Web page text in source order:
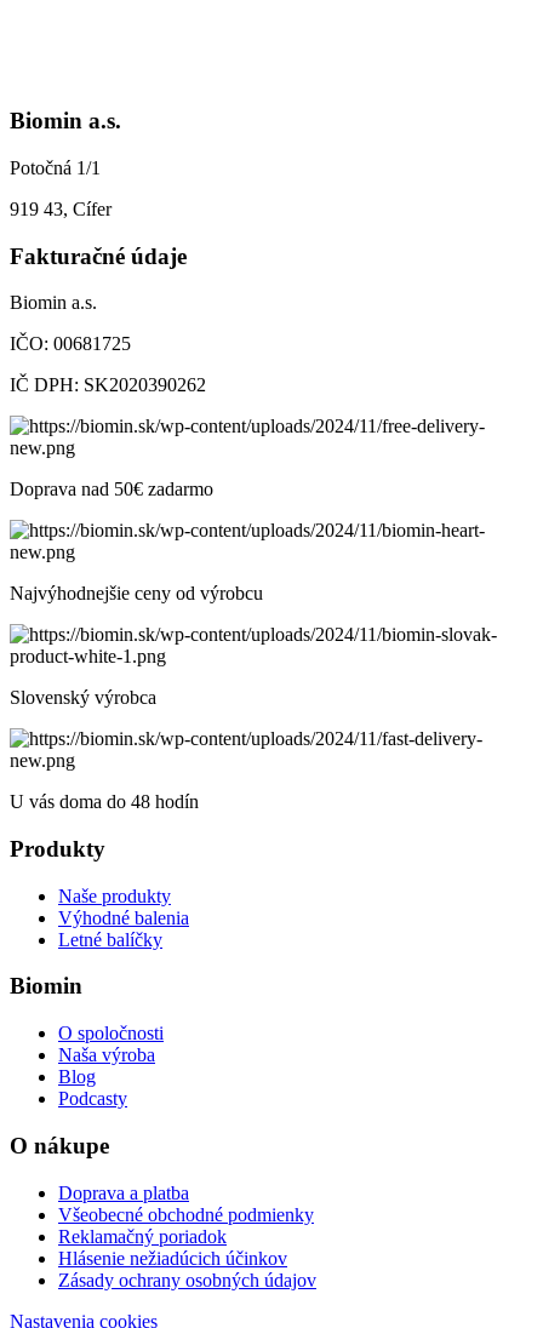
Biomin a.s.
Potočná 1/1
919 43, Cífer
Fakturačné údaje
Biomin a.s.
IČO: 00681725
IČ DPH: SK2020390262
Doprava nad 50€ zadarmo
Najvýhodnejšie ceny od výrobcu
Slovenský výrobca
U vás doma do 48 hodín
Produkty
Naše produkty
Výhodné balenia
Letné balíčky
Biomin
O spoločnosti
Naša výroba
Blog
Podcasty
O nákupe
Doprava a platba
Všeobecné obchodné podmienky
Reklamačný poriadok
Hlásenie nežiadúcich účinkov
Zásady ochrany osobných údajov
Nastavenia cookies